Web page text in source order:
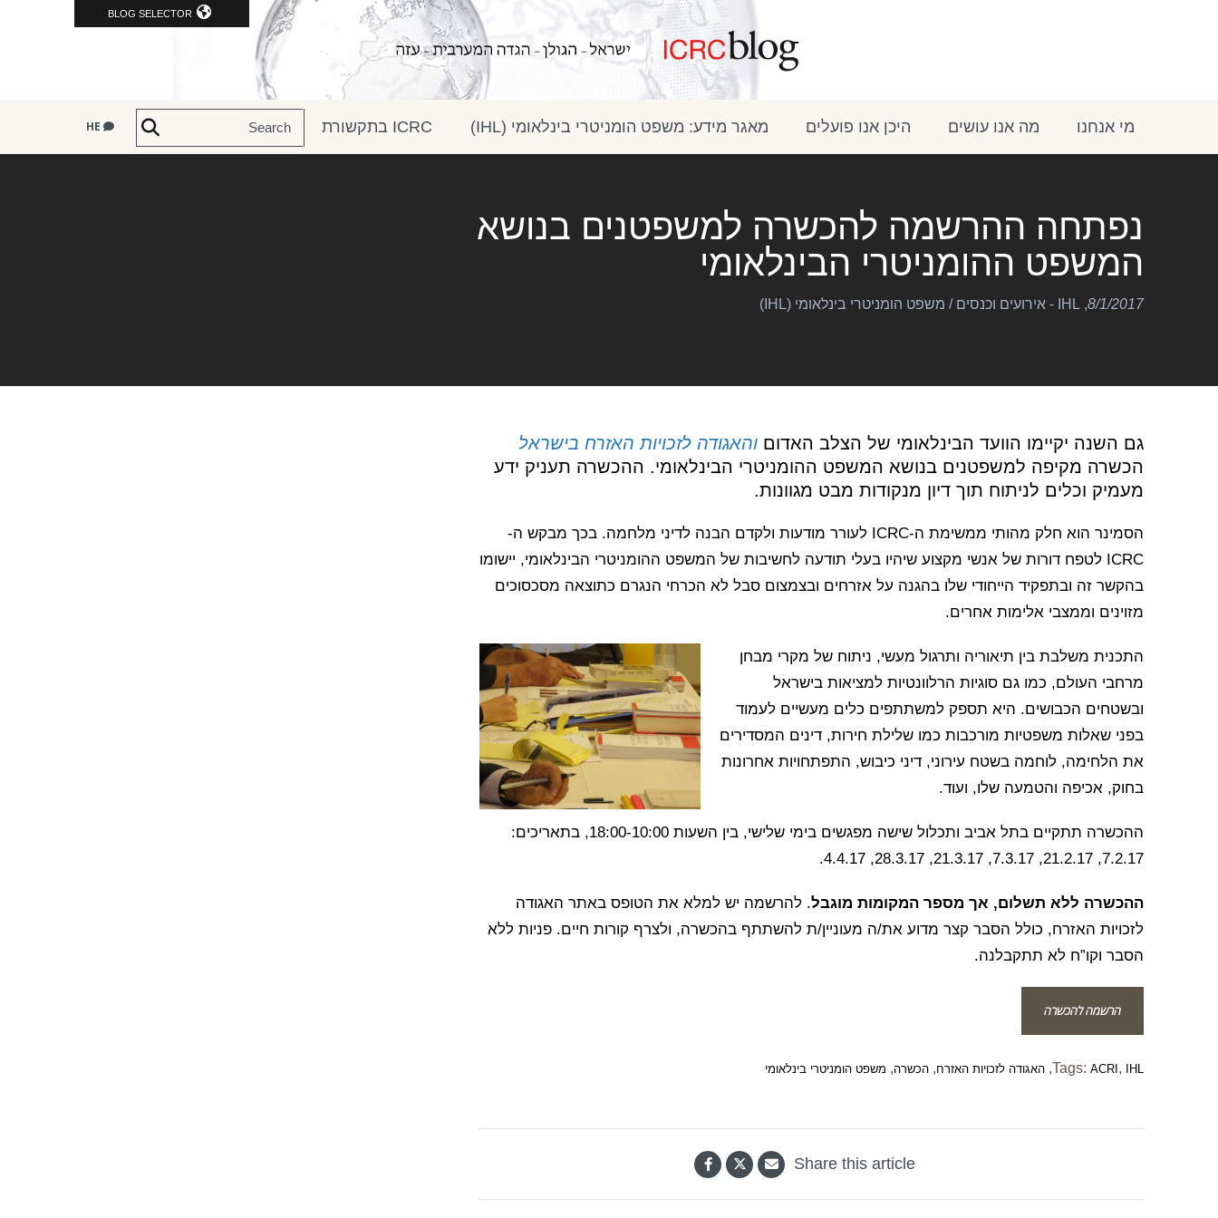
BLOG SELECTOR
מי אנחנו מה אנו עושים היכן אנו פועלים מאגר מידע: משפט הומניטרי בינלאומי (IHL) ICRC בתקשורת
נפתחה ההרשמה להכשרה למשפטנים בנושא
המשפט ההומניטרי הבינלאומי
8/1/2017
, IHL - אירועים וכנסים / משפט הומניטרי בינלאומי (IHL)
גם השנה יקיימו הוועד הבינלאומי של הצלב האדום והאגודה לזכויות האזרח בישראל
הכשרה מקיפה למשפטנים בנושא המשפט ההומניטרי הבינלאומי. ההכשרה תעניק ידע
מעמיק וכלים לניתוח תוך דיון מנקודות מבט מגוונות.
הסמינר הוא חלק מהותי ממשימת ה-ICRC לעורר מודעות ולקדם הבנה לדיני מלחמה. בכך מבקש ה-
ICRC לטפח דורות של אנשי מקצוע שיהיו בעלי תודעה לחשיבות של המשפט ההומניטרי הבינלאומי, יישומו
בהקשר זה ובתפקיד הייחודי שלו בהגנה על אזרחים ובצמצום סבל לא הכרחי הנגרם כתוצאה מסכסוכים
מזוינים וממצבי אלימות אחרים.
התכנית משלבת בין תיאוריה ותרגול מעשי, ניתוח של מקרי מבחן
מרחבי העולם, כמו גם סוגיות הרלוונטיות למציאות בישראל
ובשטחים הכבושים. היא תספק למשתתפים כלים מעשיים לעמוד
בפני שאלות משפטיות מורכבות כמו שלילת חירות, דינים המסדירים
את הלחימה, לוחמה בשטח עירוני, דיני כיבוש, התפתחויות אחרונות
בחוק, אכיפה והטמעה שלו, ועוד.
ההכשרה תתקיים בתל אביב ותכלול שישה מפגשים בימי שלישי, בין השעות 18:00-10:00, בתאריכים:
7.2.17, 21.2.17, 7.3.17, 21.3.17, 28.3.17, 4.4.17.
ההכשרה ללא תשלום, אך מספר המקומות מוגבל. להרשמה יש למלא את הטופס באתר האגודה
לזכויות האזרח, כולל הסבר קצר מדוע את/ה מעוניין/ת להשתתף בהכשרה, ולצרף קורות חיים. פניות ללא
הסבר וקו”ח לא תתקבלנה.
הרשמה להכשרה
Tags: ACRI , IHL
, האגודה לזכויות האזרח, הכשרה, משפט הומניטרי בינלאומי
Share this article